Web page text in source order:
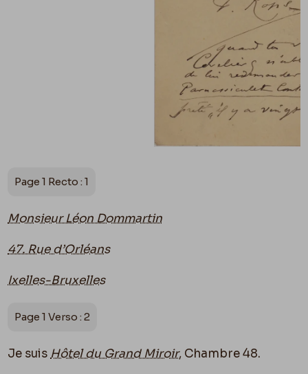
Page 1 Recto : 1
Monsieur Léon Dommartin
47. Rue d’Orléans
Ixelles-Bruxelles
Page 1 Verso : 2
Je suis Hôtel du Grand Miroir, Chambre 48.